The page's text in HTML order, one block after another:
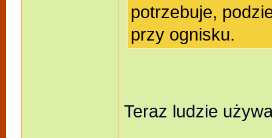
potrzebuje,
przy ognisku.
Teraz ludzie